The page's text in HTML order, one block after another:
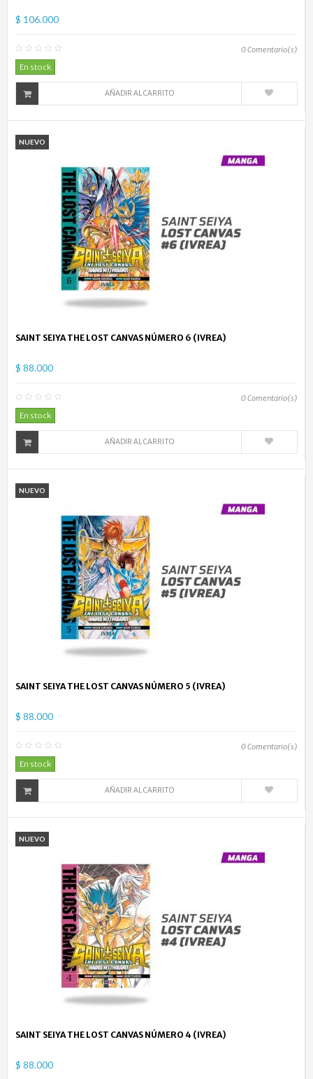
$ 106.000
0Comentario(s)
En stock
AÑADIR AL CARRITO
NUEVO
SAINT SEIYA THE LOST CANVAS NÚMERO 6 (IVREA)
$ 88.000
0Comentario(s)
En stock
AÑADIR AL CARRITO
NUEVO
SAINT SEIYA THE LOST CANVAS NÚMERO 5 (IVREA)
$ 88.000
0Comentario(s)
En stock
AÑADIR AL CARRITO
NUEVO
SAINT SEIYA THE LOST CANVAS NÚMERO 4 (IVREA)
$ 88.000